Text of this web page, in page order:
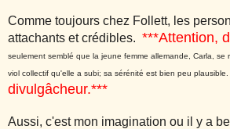
Comme toujours chez Follett, les
attachants et crédibles. ***Attention,
seulement semblé que la jeune femme allemande, Carla, se
viol collectif qu'elle a subi; sa sérénité est bien peu plausible.
divulgâcheur.***
Aussi, c'est mon imagination ou il y a